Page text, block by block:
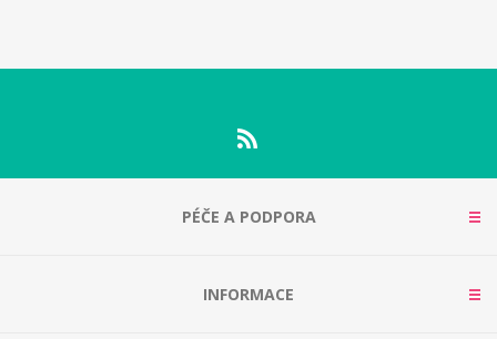
PÉČE A PODPORA
INFORMACE